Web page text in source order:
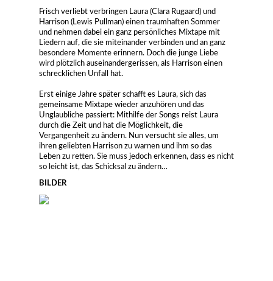
Frisch verliebt verbringen Laura (Clara Rugaard) und
Harrison (Lewis Pullman) einen traumhaften Sommer
und nehmen dabei ein ganz persönliches Mixtape mit
Liedern auf, die sie miteinander verbinden und an ganz
besondere Momente erinnern. Doch die junge Liebe
wird plötzlich auseinandergerissen, als Harrison einen
schrecklichen Unfall hat.
Erst einige Jahre später schafft es Laura, sich das
gemeinsame Mixtape wieder anzuhören und das
Unglaubliche passiert: Mithilfe der Songs reist Laura
durch die Zeit und hat die Möglichkeit, die
Vergangenheit zu ändern. Nun versucht sie alles, um
ihren geliebten Harrison zu warnen und ihm so das
Leben zu retten. Sie muss jedoch erkennen, dass es nicht
so leicht ist, das Schicksal zu ändern…
BILDER